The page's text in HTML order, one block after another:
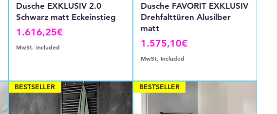
Dusche EXKLUSIV 2.0
Schwarz matt Eckeinstieg
Price
1.616,25€
MwSt. Included
Dusche FAVORIT EXKLUSIV
Drehfalttüren Alusilber
matt
Price
1.575,10€
MwSt. Included
BESTSELLER BESTSELLER